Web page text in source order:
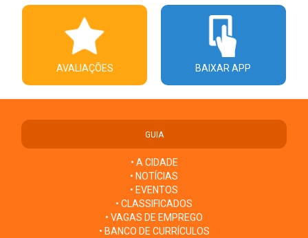
AVALIAÇÕES BAIXAR APP
GUIA
• A CIDADE
• NOTÍCIAS
• EVENTOS
• CLASSIFICADOS
• VAGAS DE EMPREGO
• BANCO DE CURRÍCULOS